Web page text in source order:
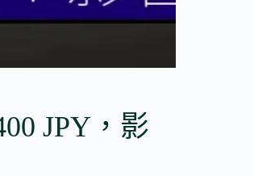
JPY，影